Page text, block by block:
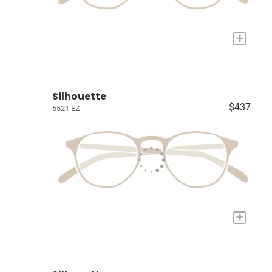
+
Silhouette
5521 EZ $437
+